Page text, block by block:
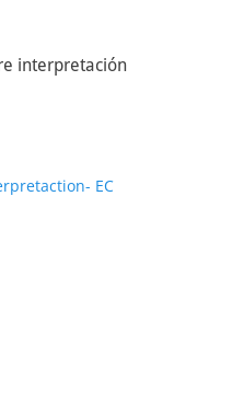
interpretación
EC